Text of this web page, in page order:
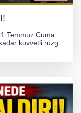
Temmuz Cuma
kuvvetli rüzgar